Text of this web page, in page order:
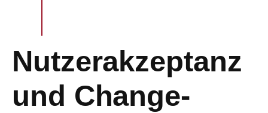
Nutzerakzeptanz
und Change-